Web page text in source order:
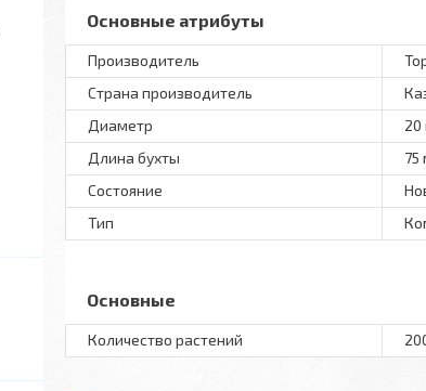
Основные атрибуты
Производитель
Страна производитель
Диаметр
Длина бухты
75
Состояние
Тип
Основные
Количество растений